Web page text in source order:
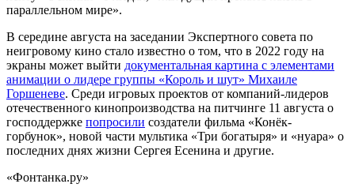
параллельном мире».
В середине августа на заседании Экспертного совета по
неигровому кино стало известно о том, что в 2022 году на
экраны может выйти документальная картина с элементами
анимации о лидере группы «Король и шут» Михаиле
Горшеневе. Среди игровых проектов от компаний-лидеров
отечественного кинопроизводства на питчинге 11 августа о
господдержке попросили создатели фильма «Конёк-
горбунок», новой части мультика «Три богатыря» и «нуара» о
последних днях жизни Сергея Есенина и другие.
«Фонтанка.ру»